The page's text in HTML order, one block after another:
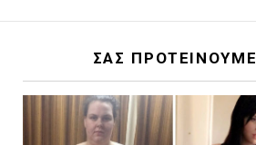
ΣΑΣ ΠΡΟΤΕΙΝΟΥΜΕ